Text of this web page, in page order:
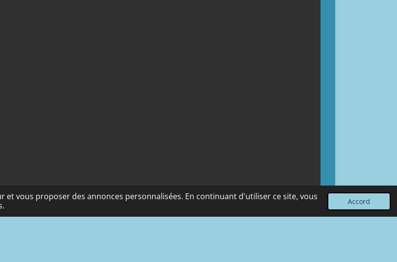
et vous proposer des annonces personnalisées. En continuant d'utiliser ce site, vous
Accord